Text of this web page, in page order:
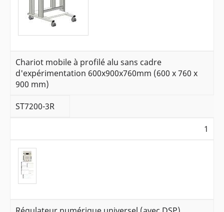
Chariot mobile à profilé alu sans cadre
d'expérimentation 600x900x760mm (600 x 760 x
900 mm)
ST7200-3R
1